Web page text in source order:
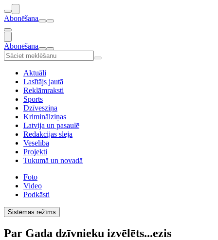
Abonēšana
Abonēšana
Aktuāli
Lasītājs jautā
Reklāmraksti
Sports
Dzīvesziņa
Kriminālziņas
Latvija un pasaulē
Redakcijas sleja
Veselība
Projekti
Tukumā un novadā
Foto
Video
Podkāsti
Sistēmas režīms
Par Gada dzīvnieku izvēlēts...ezis